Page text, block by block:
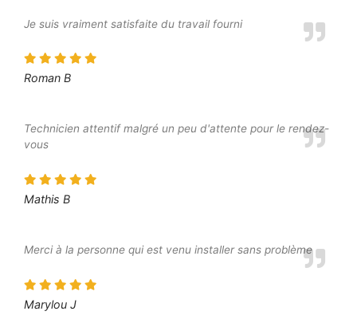
Je suis vraiment satisfaite du travail fourni
Roman B
Technicien attentif malgré un peu d'attente pour le rendez-
vous
Mathis B
Merci à la personne qui est venu installer sans problème
Marylou J